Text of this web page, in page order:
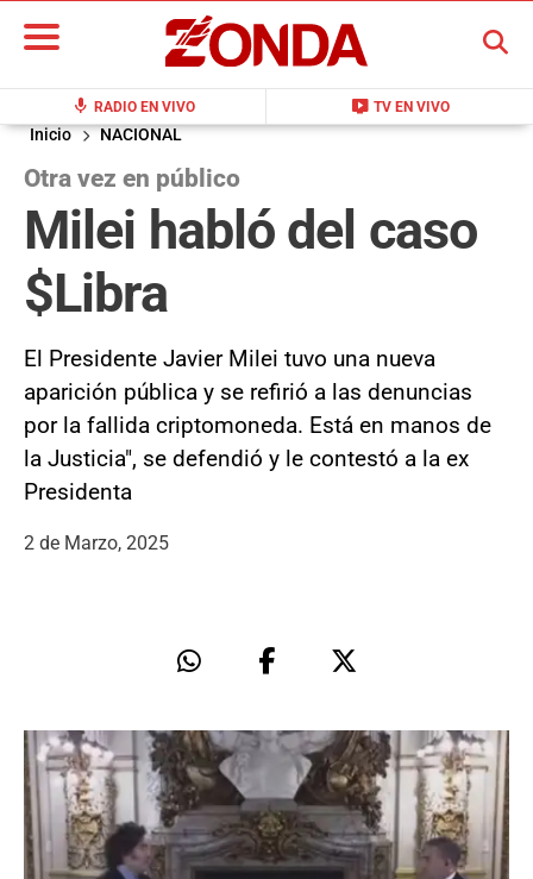
mic RADIO EN VIVO live_tv TV EN VIVO
BUSCAR
Inicio NACIONAL
Otra vez en público
Milei habló del caso
$Libra
El Presidente Javier Milei tuvo una nueva
aparición pública y se refirió a las denuncias
por la fallida criptomoneda. Está en manos de
la Justicia", se defendió y le contestó a la ex
Presidenta
2 de Marzo, 2025